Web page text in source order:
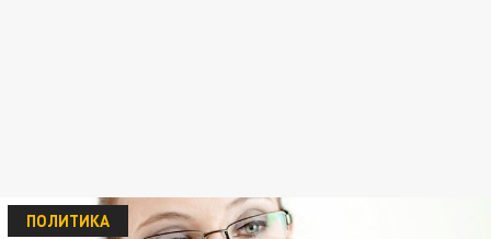
ПОЛИТИКА